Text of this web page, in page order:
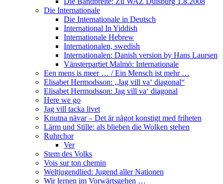
Die Internationale
Die Internationale in Deutsch
International In Yiddish
Internationale Hebrew
Internationalen, swedish
Internationalen: Danish version by Hans Laursen
Vänsterpartiet Malmö: Internationale
Een mens is meer … / Ein Mensch ist mehr …
Elisabet Hermodsson: „Jag vill va‘ diagonal“
Elisabet Hermodsson: Jag vill va‘ diagonal
Here we go
Jag vill tacka livet
Knutna nävar – Det är något konstigt med friheten
Lärm und Stille: als blieben die Wolken stehen
Ruhrchor
Ver
Stem des Volks
Vois sur ton chemin
Weltjugendlied: Jugend aller Nationen
Wir lernen im Vorwärtsgehen …